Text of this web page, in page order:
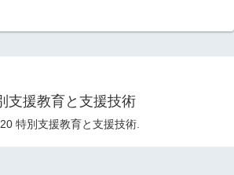
支援教育と支援技術
特別支援教育と支援技術.